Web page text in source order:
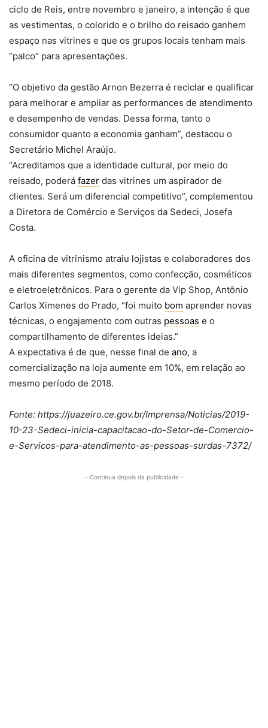
ciclo de Reis, entre novembro e janeiro, a intenção é que
as vestimentas, o colorido e o brilho do reisado ganhem
espaço nas vitrines e que os grupos locais tenham mais
“palco” para apresentações.
“O objetivo da gestão Arnon Bezerra é reciclar e qualificar
para melhorar e ampliar as performances de atendimento
e desempenho de vendas. Dessa forma, tanto o
consumidor quanto a economia ganham”, destacou o
Secretário Michel Araújo.
“Acreditamos que a identidade cultural, por meio do
reisado, poderá fazer das vitrines um aspirador de
clientes. Será um diferencial competitivo”, complementou
a Diretora de Comércio e Serviços da Sedeci, Josefa
Costa.
A oficina de vitrinismo atraiu lojistas e colaboradores dos
mais diferentes segmentos, como confecção, cosméticos
e eletroeletrônicos. Para o gerente da Vip Shop, Antônio
Carlos Ximenes do Prado, “foi muito bom aprender novas
técnicas, o engajamento com outras pessoas e o
compartilhamento de diferentes ideias.”
A expectativa é de que, nesse final de ano, a
comercialização na loja aumente em 10%, em relação ao
mesmo período de 2018.
Fonte: https://juazeiro.ce.gov.br/Imprensa/Noticias/2019-
10-23-Sedeci-inicia-capacitacao-do-Setor-de-Comercio-
e-Servicos-para-atendimento-as-pessoas-surdas-7372/
- Continua depois da publicidade -